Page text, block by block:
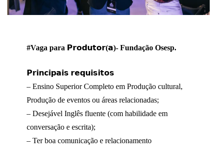
#Vaga para 𝗣𝗿𝗼𝗱𝘂𝘁𝗼𝗿(𝗮)- Fundação Osesp.
𝗣𝗿𝗶𝗻𝗰𝗶𝗽𝗮𝗶𝘀 𝗿𝗲𝗾𝘂𝗶𝘀𝗶𝘁𝗼𝘀
– Ensino Superior Completo em Produção cultural,
Produção de eventos ou áreas relacionadas;
– Desejável Inglês fluente (com habilidade em
conversação e escrita);
– Ter boa comunicação e relacionamento